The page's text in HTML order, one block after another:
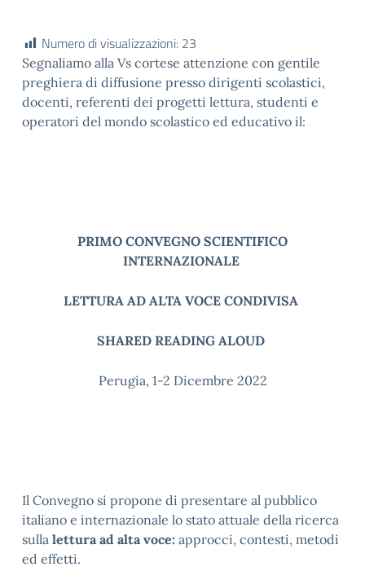
Numero di visualizzazioni: 23
Segnaliamo alla Vs cortese attenzione con gentile
preghiera di diffusione presso dirigenti scolastici,
docenti, referenti dei progetti lettura, studenti e
operatori del mondo scolastico ed educativo il:
PRIMO CONVEGNO SCIENTIFICO
INTERNAZIONALE
LETTURA AD ALTA VOCE CONDIVISA
SHARED READING ALOUD
Perugia, 1-2 Dicembre 2022
Il Convegno si propone di presentare al pubblico
italiano e internazionale lo stato attuale della ricerca
sulla lettura ad alta voce: approcci, contesti, metodi
ed effetti.